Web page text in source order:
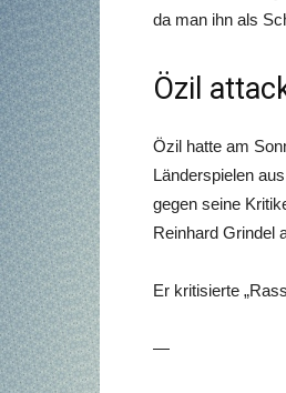
da man ihn als
Özil
Özil hatte am
Länderspielen
gegen seine
Reinhard Grindel
Er kritisierte
—